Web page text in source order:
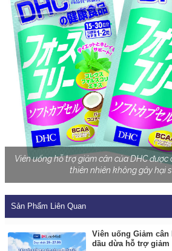
Viên uống hỗ trợ giảm cân của DHC
thiên nhiên không gây hại
Sản Phẩm Liên Quan
Viên uống Giảm
dầu dừa hỗ trợ giảm